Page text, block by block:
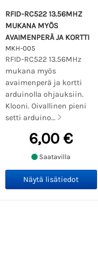
RFID-RC522 13.56MHZ
MUKANA MYÖS
AVAIMENPERÄ JA KORTTI
MKH-005
RFID-RC522 13.56MHz
mukana myös
avaimenperä ja kortti
arduinolla ohjauksiin.
Klooni. Oivallinen pieni
setti arduino...
6,00 €
Saatavilla